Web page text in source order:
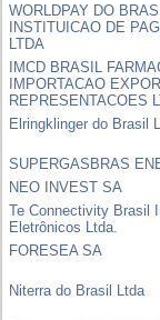
WORLDPAY DO
INSTITUICAO DE
LTDA
IMCD BRASIL
IMPORTACAO
REPRESENTACOES
Elringklinger do Brasil
SUPERGASBRAS
NEO INVEST SA
Te Connectivity Brasil
Eletrônicos Ltda.
FORESEA SA
Niterra do Brasil Ltda